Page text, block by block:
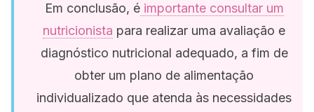
Em conclusão, éimportante consultar um
nutricionista para realizar uma avaliação e
diagnóstico nutricional adequado, a fim de
obter um plano de alimentação
individualizado que atenda às necessidades